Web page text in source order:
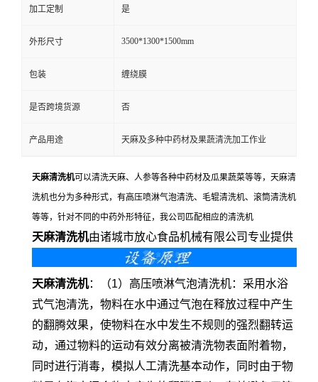
加工定制 是
外形尺寸 3500*1300*1500mm
包装 缠绕膜
是否跨境货源 否
产品用途 天麻及多种中药材及果蔬清洗加工作业
天麻清洗机可以清洗天麻、人参等各种中药材及瓜果蔬菜等等，天麻清
洗机也分为多种形式，有高压喷淋气泡清洗、毛辊清洗机、滚筒清洗机
等等，针对不同的中药外形特征，我公司匹配相应的清洗机
天麻清洗机由诸城市放心食品机械有限公司专业提供
天麻清洗机：（1）高压喷淋气泡清洗机：采用水浴
式气泡清洗，物料在水中通过气泡在释放过程中产生
的翻腾效果，使物料在水中发生不规则的强烈翻转运
动，通过物料的运动有效分离被清洗物表面附着物，
同时进行消毒，模拟人工清洗基本动作，同时由于物